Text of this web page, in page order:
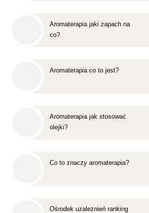
Aromaterapia jaki zapach na
co?
Aromaterapia co to jest?
Aromaterapia jak stosować
olejki?
Co to znaczy aromaterapia?
Ośrodek uzależnień ranking